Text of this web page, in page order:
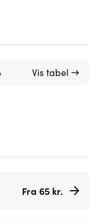
Vis tabel →
Fra 65 kr.